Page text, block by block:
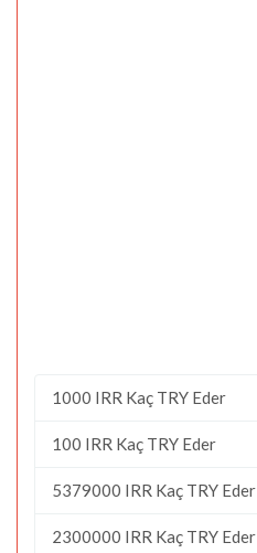
1000 IRR Kaç TRY Eder
100 IRR Kaç TRY Eder
5379000 IRR Kaç TRY Eder
2300000 IRR Kaç TRY Eder